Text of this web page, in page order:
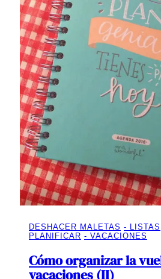
DESHACER MALETAS LISTAS
PLANIFICAR
VACACIONES
Cómo organizar la